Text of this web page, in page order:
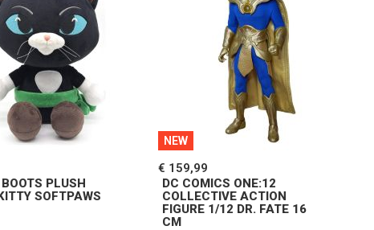
PLUSH
SOFTPAWS
NEW
DC COMICS ONE:12
COLLECTIVE ACTION
FIGURE 1/12 DR. FATE 16
CM
€ 159,99